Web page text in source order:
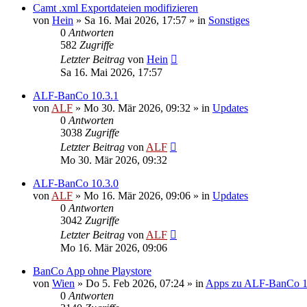
Camt .xml Exportdateien modifizieren
von Hein » Sa 16. Mai 2026, 17:57 » in Sonstiges
0 Antworten
582 Zugriffe
Letzter Beitrag von Hein
Sa 16. Mai 2026, 17:57
ALF-BanCo 10.3.1
von ALF » Mo 30. Mär 2026, 09:32 » in Updates
0 Antworten
3038 Zugriffe
Letzter Beitrag von ALF
Mo 30. Mär 2026, 09:32
ALF-BanCo 10.3.0
von ALF » Mo 16. Mär 2026, 09:06 » in Updates
0 Antworten
3042 Zugriffe
Letzter Beitrag von ALF
Mo 16. Mär 2026, 09:06
BanCo App ohne Playstore
von Wien » Do 5. Feb 2026, 07:24 » in Apps zu ALF-BanCo
0 Antworten